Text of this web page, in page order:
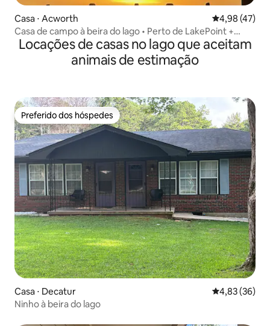
Casa ⋅ Acworth 4,98 de uma
4,98 (47)
Casa de campo à beira do lago • Perto de LakePoint +
Caminhada até a praia
Locações de casas no lago que aceitam
animais de estimação
Preferido dos hóspedes
Preferido dos hóspedes
Casa ⋅ Decatur 4,83 de uma
4,83 (36)
Ninho à beira do lago